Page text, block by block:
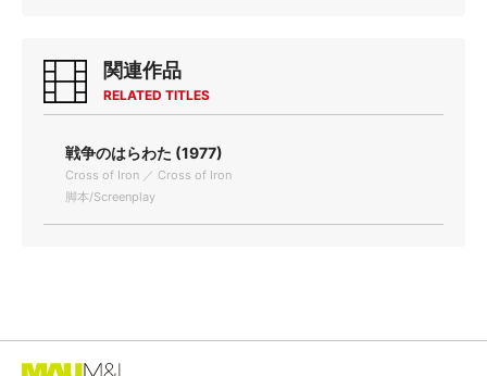
関連作品
RELATED TITLES
戦争のはらわた (1977)
Cross of Iron ／ Cross of Iron
脚本/Screenplay